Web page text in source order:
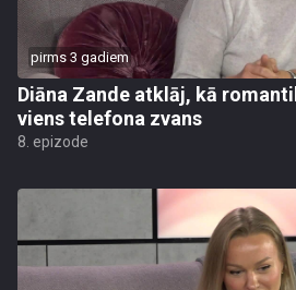
pirms 3 gadiem
Diāna Zande atklāj, kā
viens telefona zvans
8. epizode